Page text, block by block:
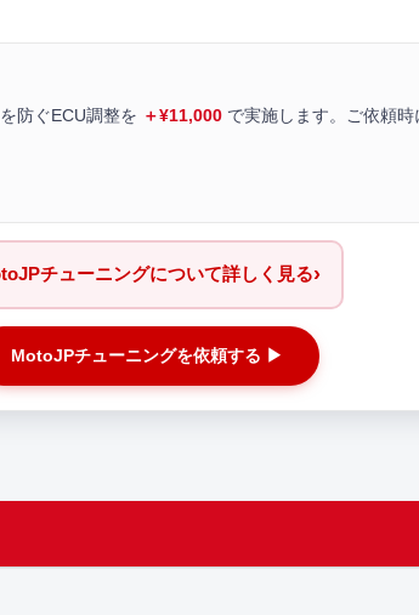
防ぐECU調整を ＋¥11,000 で実施します。ご依頼
チューニングについて詳しく見る›
MotoJPチューニングを依頼する ▶